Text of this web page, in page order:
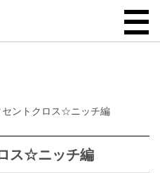
セントクロス☆ニッチ編
ス☆ニッチ編